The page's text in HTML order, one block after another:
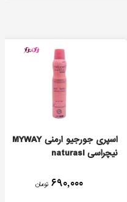
اسپری جورجیو ارمنی MYWAY
نیچراسی naturasi
۶۹۰,۰۰۰ تومان